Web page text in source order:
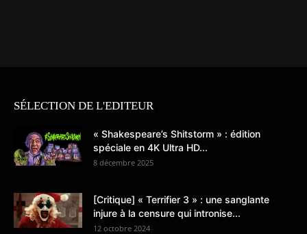
SÉLECTION DE L'EDITEUR
« Shakespeare’s Shitstorm » : édition
spéciale en 4K Ultra HD...
8 décembre 2025
[Critique] « Terrifier 3 » : une sanglante
injure à la censure qui intronise...
12 octobre 2024